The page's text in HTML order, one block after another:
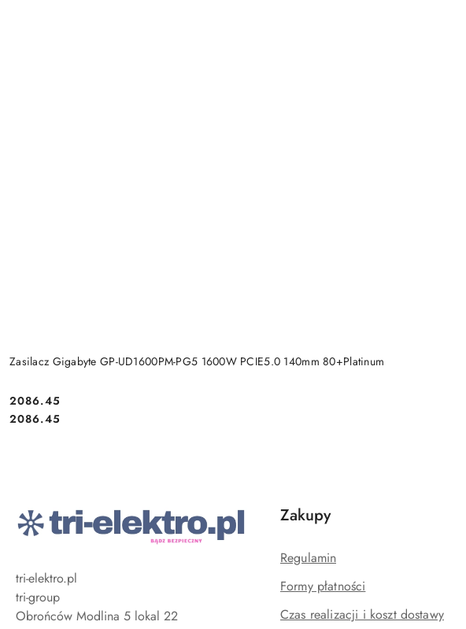
Zasilacz Gigabyte GP-UD1600PM-PG5 1600W PCIE5.0 140mm 80+Platinum
Cena:
2086.45
Cena:
2086.45
tri-elektro.pl
tri-group
Obrońców Modlina 5 lokal 22
Zakupy
Regulamin
Formy płatności
Czas realizacji i koszt dostawy